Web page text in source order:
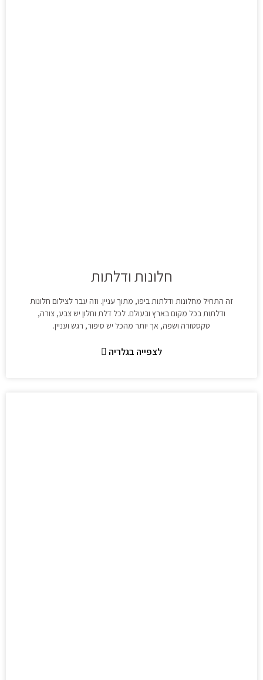
חלונות ודלתות
זה התחיל מחלונות ודלתות ביפו, מתוך עניין. וזה עבר לצילום חלונות
ודלתות בכל מקום בארץ ובעולם. לכל דלת וחלון יש צבע, צורה,
טקסטורה ושפה, אך יותר מהכל יש סיפור, רגש ועניין.
לצפייה בגלריה